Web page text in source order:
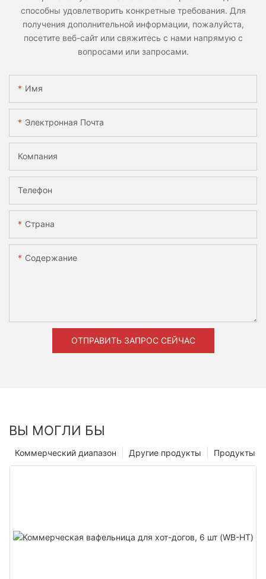
способны удовлетворить конкретные требования. Для
получения дополнительной информации, пожалуйста,
посетите веб-сайт или свяжитесь с нами напрямую с
вопросами или запросами.
Имя
Электронная Почта
Компания
Телефон
Страна
Содержание
ОТПРАВИТЬ ЗАПРОС СЕЙЧАС
ВЫ МОГЛИ БЫ
Продукты
Другие продукты
Коммерческий диапазон